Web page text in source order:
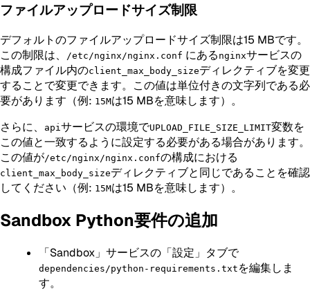
ファイルアップロードサイズ制限
デフォルトのファイルアップロードサイズ制限は15 MBです。
この制限は、
/etc/nginx/nginx.conf にある nginxサービスの
構成ファイル内のclient_max_body_sizeディレクティブを変更
することで変更できます。この値は単位付きの文字列である必
要があります（例: 15Mは15 MBを意味します）。
さらに、
api サービスの環境でUPLOAD_FILE_SIZE_LIMIT変数を
この値と一致するように設定する必要がある場合があります。
この値が/etc/nginx/nginx.confの構成における
client_max_body_sizeディレクティブと同じであることを確認
してください（例: 15Mは15 MBを意味します）。
Sandbox Python要件の追加
「Sandbox」サービスの「設定」タブで
dependencies/python-requirements.txt を編集しま
す。